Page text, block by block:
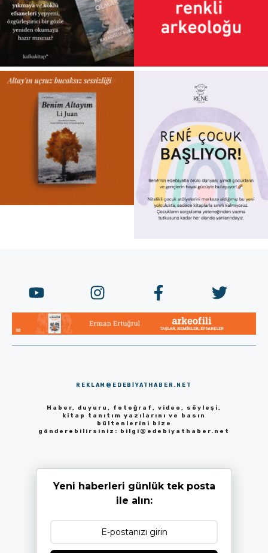
REKLAM@EDEBIYATHABER.NET
Haber, duyuru, fotoğraf, video, söyleşi,
kitap tanıtım yazılarını ve basın
bültenlerini bize
gönderebilirsiniz: bilgi@edebiyathaber.net
Yeni haberleri günlük tek posta
ile alın: